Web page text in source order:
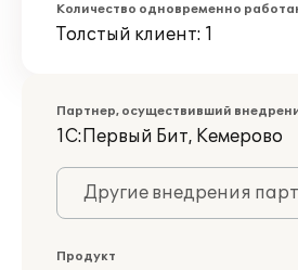
Количество одновременно
Толстый клиент: 1
Партнер, осуществивший
1С:Первый Бит, Кемерово
Другие внедрения
Продукт